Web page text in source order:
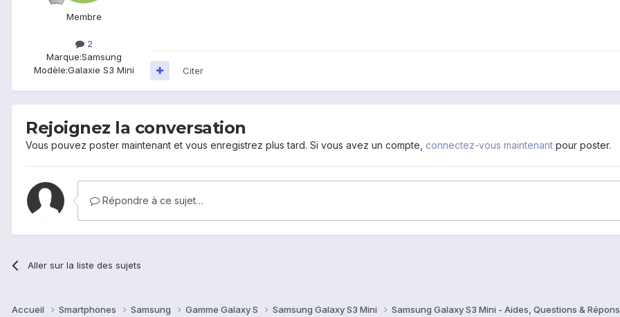
Membre
2
Marque:Samsung
Modèle:Galaxie S3 Mini Citer
Rejoignez la conversation
Vous pouvez poster maintenant et vous enregistrez plus tard. Si vous avez un compte, connectez-vous maintenant pour poster.
Répondre à ce sujet…
Aller sur la liste des sujets
Accueil Smartphones Samsung Gamme Galaxy S Samsung Galaxy S3 Mini Samsung Galaxy S3 Mini - Aides, Questions &